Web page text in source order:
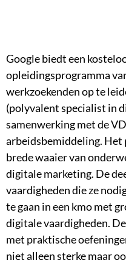
Google biedt een
opleidingsprogramma
werkzoekenden op te
(polyvalent specialist in
samenwerking met de
arbeidsbemiddeling. Het
brede waaier van
digitale marketing. De
vaardigheden die ze
te gaan in een kmo met
digitale vaardigheden.
met praktische
niet alleen sterke maar